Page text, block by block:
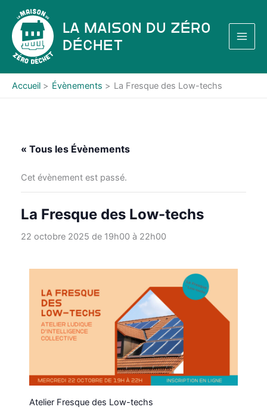
contenu
La Maison du Zéro
Déchet
Accueil Évènements La Fresque des Low-techs
« Tous les Évènements
Cet évènement est passé.
La Fresque des Low-techs
22 octobre 2025 de 19h00à 22h00
Atelier Fresque des Low-techs